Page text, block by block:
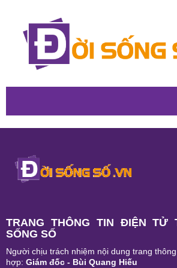
TRANG THÔNG TIN ĐIỆN TỬ
SỐNG SỐ
Người chịu trách nhiệm nội dung trang
hợp: Giám đốc - Bùi Quang Hiếu